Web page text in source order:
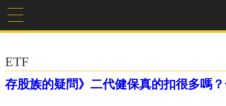
ETF
存股族的疑問》二代健保真的扣很多嗎